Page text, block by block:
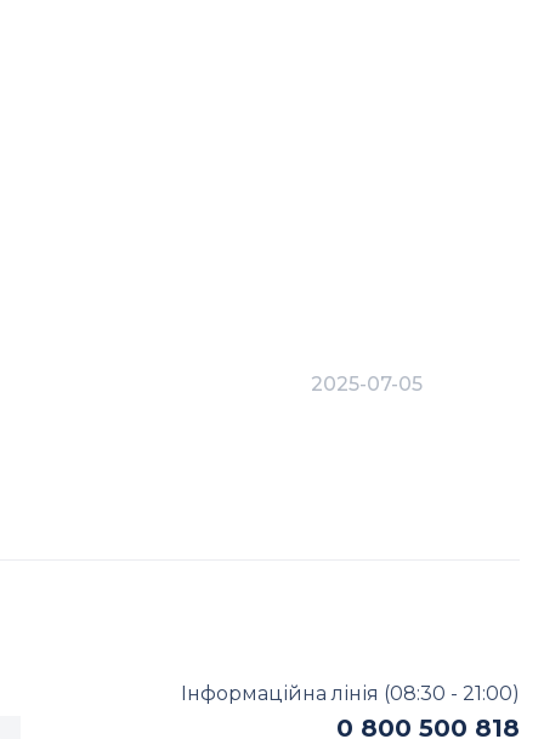
2025-07-05
Інформаційна лінія (08:30 - 21:00)
0 800 500 818